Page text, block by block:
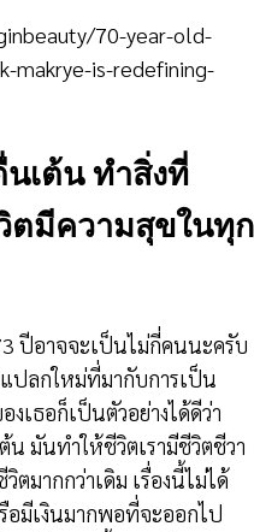
70-year-old-
makrye-is-redefining-
นเต้น ทำสิ่งที่
ตมีความสุขในทุก
ปีอาจจะเป็นไม่กี่คนนะครับ
ปลกใหม่ที่มากับการเป็น
งเธอก็เป็นตัวอย่างได้ดีว่า
มันทำให้ชีวิตเรามีชีวิตชีวา
ตมากกว่าเดิม เรื่องนี้ไม่ได้
อมีเงินมากพอที่จะออกไป